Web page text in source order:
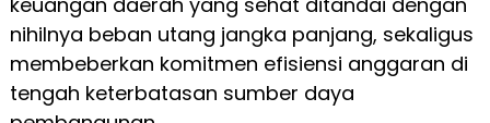
nihilnya beban utang jangka panjang, sekaligus
membeberkan komitmen efisiensi anggaran di
tengah keterbatasan sumber daya